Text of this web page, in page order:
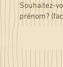
Souhaitez-
prénom?